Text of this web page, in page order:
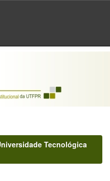
Tecnológica